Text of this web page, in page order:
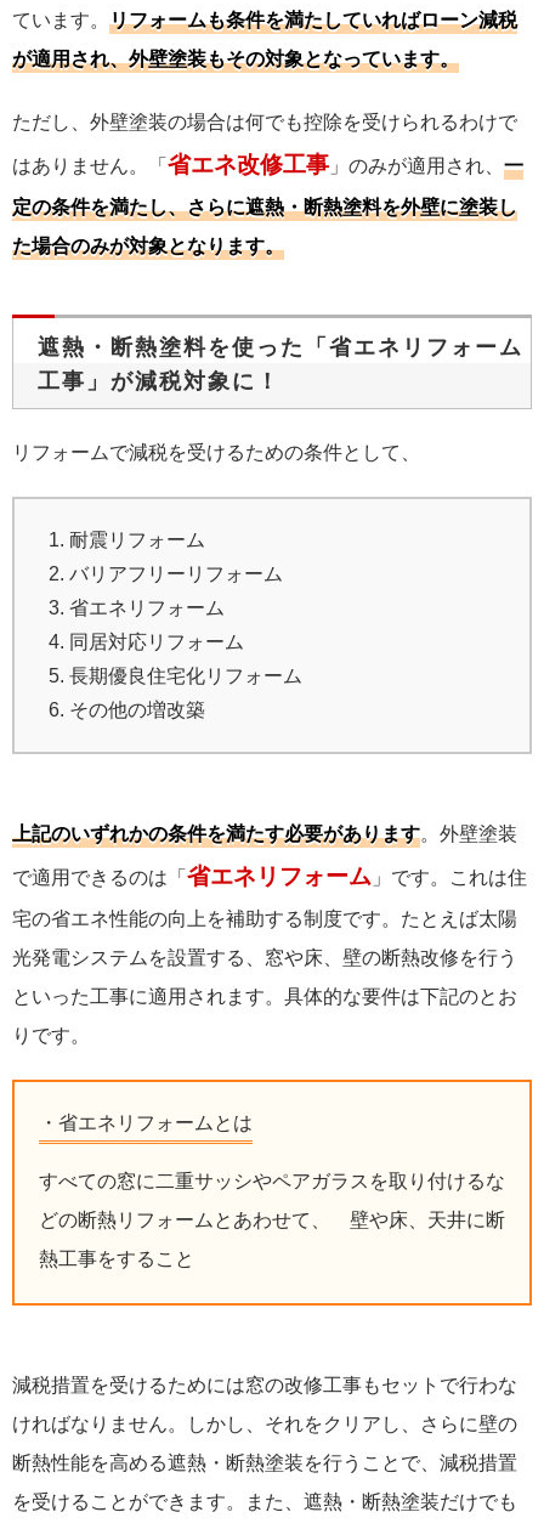
ています。 リフォームも条件を満たしていればローン減税
が適用され、外壁塗装もその対象となっています。
ただし、外壁塗装の場合は何でも控除を受けられるわけで
はありません。「 省エネ改修工事 」のみが適用され、 一
定の条件を満たし、さらに遮熱・断熱塗料を外壁に塗装し
た場合のみが対象となります。
遮熱・断熱塗料を使った「省エネリフォーム
工事」が減税対象に！
リフォームで減税を受けるための条件として、
耐震リフォーム
バリアフリーリフォーム
省エネリフォーム
同居対応リフォーム
長期優良住宅化リフォーム
その他の増改築
上記のいずれかの条件を満たす必要があります。外壁塗装
で適用できるのは「 省エネリフォーム 」です。これは住
宅の省エネ性能の向上を補助する制度です。たとえば太陽
光発電システムを設置する、窓や床、壁の断熱改修を行う
といった工事に適用されます。具体的な要件は下記のとお
りです。
省エネリフォームとは
すべての窓に二重サッシやペアガラスを取り付けるな
どの断熱リフォームとあわせて、 壁や床、天井に断
熱工事をすること
減税措置を受けるためには窓の改修工事もセットで行わな
ければなりません。しかし、それをクリアし、さらに壁の
断熱性能を高める遮熱・断熱塗装を行うことで、減税措置
を受けることができます。また、遮熱・断熱塗装だけでも